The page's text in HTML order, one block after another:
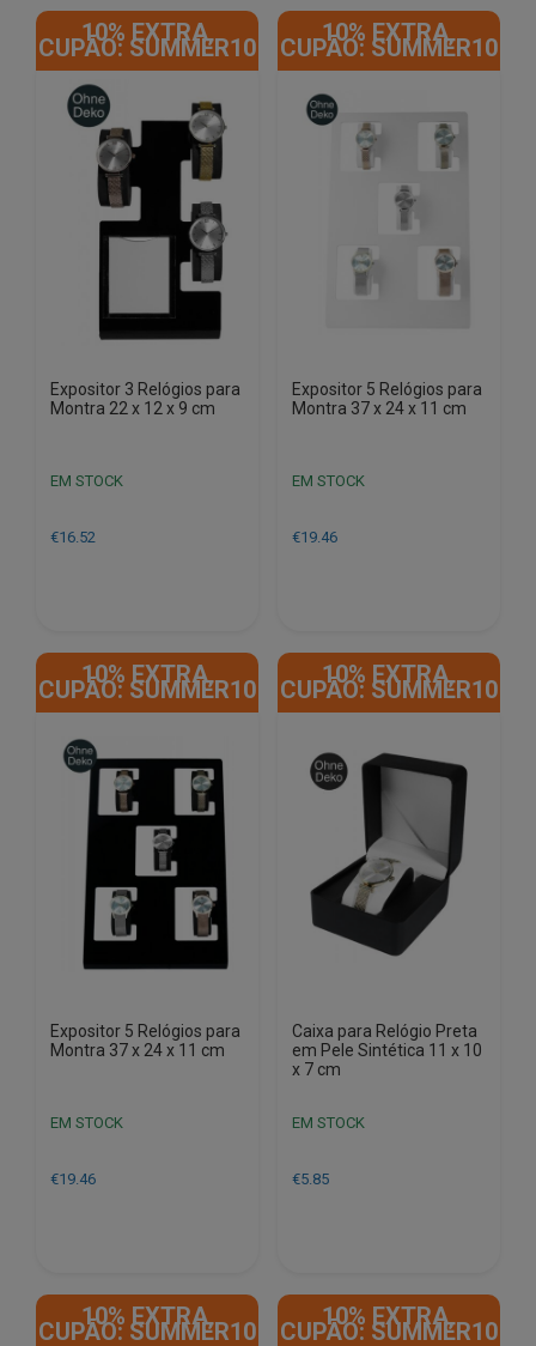
10% EXTRA,
CUPÃO: SUMMER10
Expositor 3 Relógios para
Montra 22 x 12 x 9 cm
EM STOCK
€16.52
10% EXTRA,
CUPÃO: SUMMER10
Expositor 5 Relógios para
Montra 37 x 24 x 11 cm
EM STOCK
€19.46
10% EXTRA,
CUPÃO: SUMMER10
Expositor 5 Relógios para
Montra 37 x 24 x 11 cm
EM STOCK
€19.46
10% EXTRA,
CUPÃO: SUMMER10
Caixa para Relógio Preta
em Pele Sintética 11 x 10
x 7 cm
EM STOCK
€5.85
10% EXTRA,
CUPÃO: SUMMER10
10% EXTRA,
CUPÃO: SUMMER10